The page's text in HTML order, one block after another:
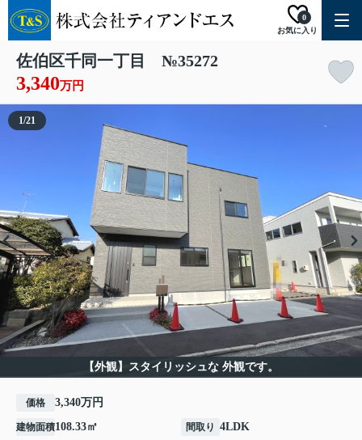
お気に入り
0
佐伯区千同一丁目 №35272
3,340万円
【外観】スタイリッシュな 外観です。
1/21
価格 3,340万円
建物面積108.33㎡ 間取り 4LDK